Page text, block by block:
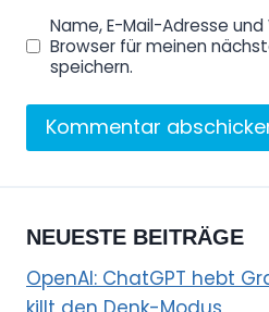
Name, E-Mail-Adresse
Browser für meinen
speichern.
NEUESTE BEITRÄGE
OpenAI: ChatGPT hebt